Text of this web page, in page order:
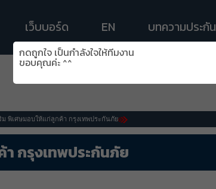
เว็บบอร์ด EN บทความประกัน
ม พิเศษมอบให้แก่ลูกค้า กรุงเทพประกันภัย
กรุงเทพประกันภัย
กดถูกใจ เป็นกำลังใจให้ทีมงาน
ขอบคุณค่ะ ^^